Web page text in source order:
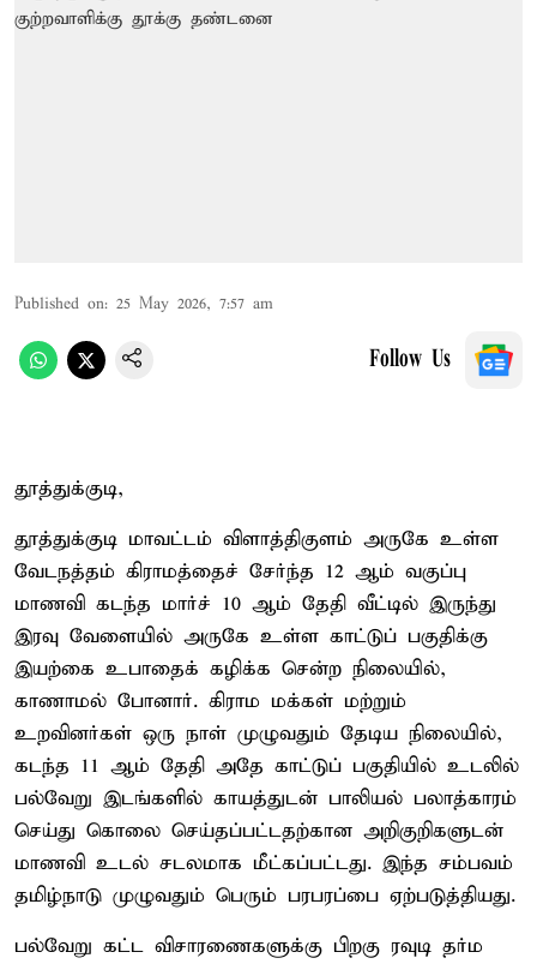
Published on: 25 May 2026, 7:57 am
Follow Us
தூத்துக்குடி,
தூத்துக்குடி மாவட்டம் விளாத்திகுளம் அருகே உள்ள
வேடநத்தம் கிராமத்தைச் சேர்ந்த 12 ஆம் வகுப்பு
மாணவி கடந்த மார்ச் 10 ஆம் தேதி வீட்டில் இருந்து
இரவு வேளையில் அருகே உள்ள காட்டுப் பகுதிக்கு
இயற்கை உபாதைக் கழிக்க சென்ற நிலையில்,
காணாமல் போனார். கிராம மக்கள் மற்றும்
உறவினர்கள் ஒரு நாள் முழுவதும் தேடிய நிலையில்,
கடந்த 11 ஆம் தேதி அதே காட்டுப் பகுதியில் உடலில்
பல்வேறு இடங்களில் காயத்துடன் பாலியல் பலாத்காரம்
செய்து கொலை செய்தப்பட்டதற்கான அறிகுறிகளுடன்
மாணவி உடல் சடலமாக மீட்கப்பட்டது. இந்த சம்பவம்
தமிழ்நாடு முழுவதும் பெரும் பரபரப்பை ஏற்படுத்தியது.
பல்வேறு கட்ட விசாரணைகளுக்கு பிறகு ரவுடி தர்ம